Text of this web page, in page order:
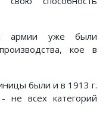
армии уже были
кое в
были и в 1913 г.
всех категорий